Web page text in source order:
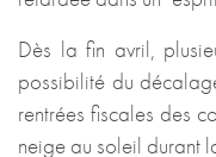
Dès la fin avril,
possibilité du
rentrées fiscales des
neige au soleil durant